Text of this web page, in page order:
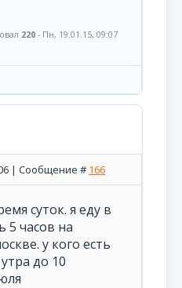
220 - Пн, 19.01.15, 09:07
| Сообщение # 166
суток. я еду в
5 часов на
у кого есть
до 10